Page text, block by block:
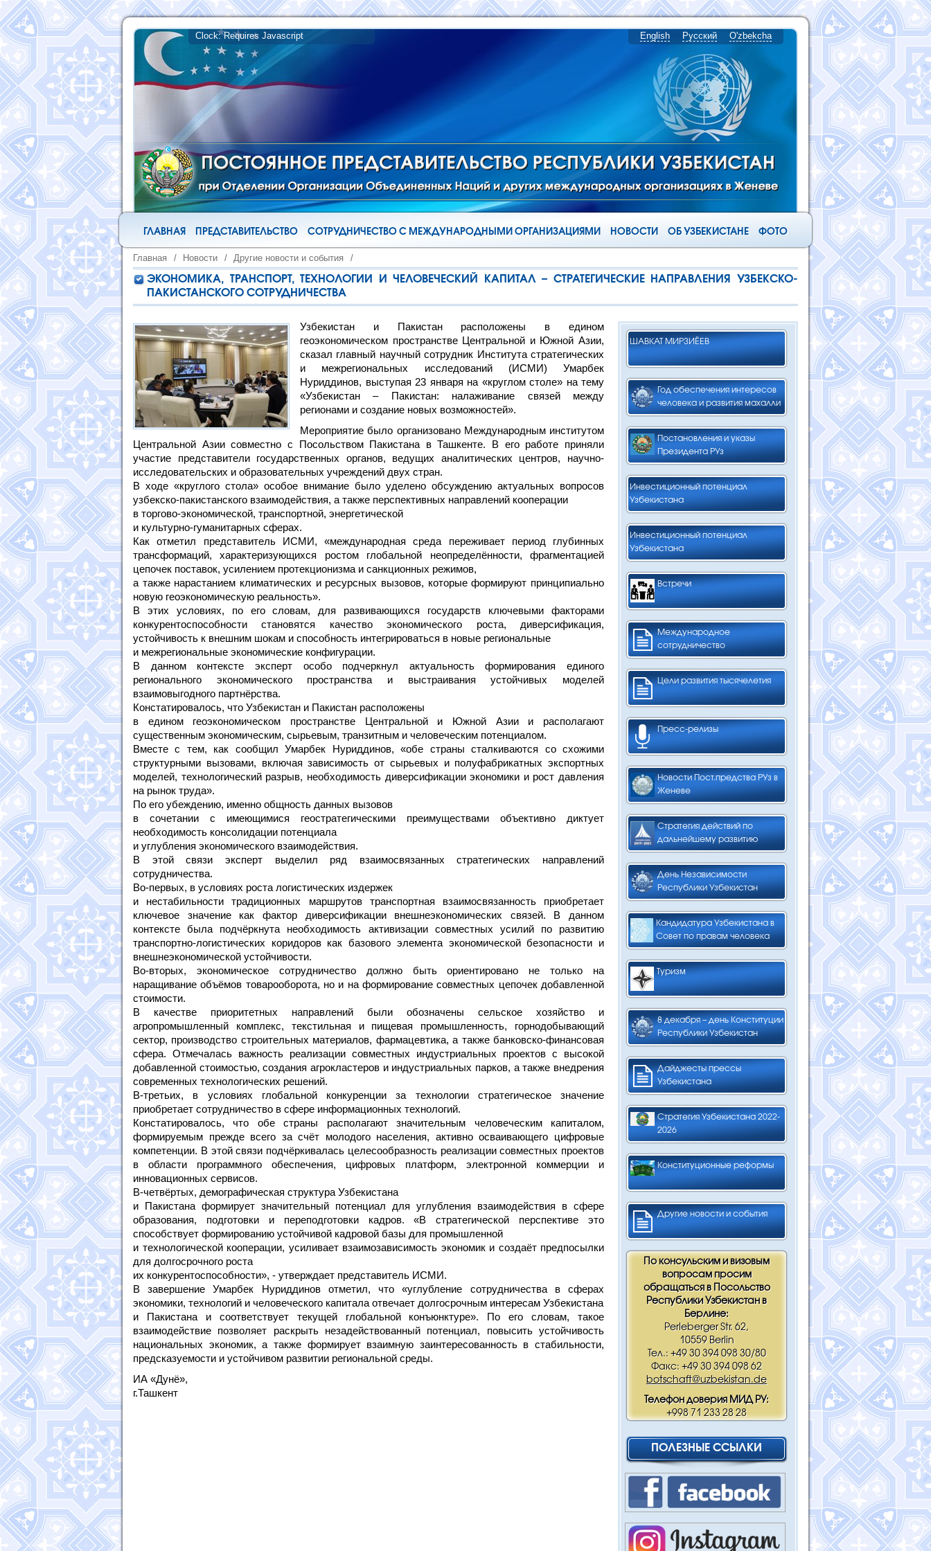
English Русский O'zbekcha
ГЛАВНАЯ ПРЕДСТАВИТЕЛЬСТВО СОТРУДНИЧЕСТВО С МЕЖДУНАРОДНЫМИ ОРГАНИЗАЦИЯМИ НОВОСТИ ОБ УЗБЕКИСТАНЕ ФОТО
Главная / Новости / Другие новости и события /
ЭКОНОМИКА, ТРАНСПОРТ, ТЕХНОЛОГИИ И ЧЕЛОВЕЧЕСКИЙ КАПИТАЛ – СТРАТЕГИЧЕСКИЕ НАПРАВЛЕНИЯ УЗБЕКСКО-
ПАКИСТАНСКОГО СОТРУДНИЧЕСТВА
ШАВКАТ МИРЗИЁЕВ
Год обеспечения интересов
человека и развития махалли
Постановления и указы
Президента РУз
Инвестиционный потенциал
Узбекистана
Инвестиционный потенциал
Узбекистана
Встречи
Международное
сотрудничество
Цели развития тысячелетия
Пресс-релизы
Новости Пост.предства РУз в
Женеве
Стратегия действий по
дальнейшему развитию
День Независимости
Республики Узбекистан
Кандидатура Узбекистана в
Совет по правам человека
Туризм
8 декабря – день Конституции
Республики Узбекистан
Дайджесты прессы
Узбекистана
Стратегия Узбекистана 2022-
2026
Конституционные реформы
Другие новости и события
По консульским и визовым
вопросам просим
обращаться в Посольство
Республики Узбекистан в
Берлине:
Perleberger Str. 62,
10559 Berlin
Тел.: +49 30 394 098 30/80
Факс: +49 30 394 098 62
botschaft@uzbekistan.de
Телефон доверия МИД РУ:
+998 71 233 28 28
ПОЛЕЗНЫЕ ССЫЛКИ
Узбекистан и Пакистан расположены в едином
геоэкономическом пространстве Центральной и Южной Азии,
сказал главный научный сотрудник Института стратегических
и межрегиональных исследований (ИСМИ) Умарбек
Нуриддинов, выступая 23 января на «круглом столе» на тему
«Узбекистан – Пакистан: налаживание связей между
регионами и создание новых возможностей».
Мероприятие было организовано Международным институтом
Центральной Азии совместно с Посольством Пакистана в Ташкенте. В его работе приняли
участие представители государственных органов, ведущих аналитических центров, научно-
исследовательских и образовательных учреждений двух стран.
В ходе «круглого стола» особое внимание было уделено обсуждению актуальных вопросов
узбекско-пакистанского взаимодействия, а также перспективных направлений кооперации
в торгово-экономической, транспортной, энергетической
и культурно-гуманитарных сферах.
Как отметил представитель ИСМИ, «международная среда переживает период глубинных
трансформаций, характеризующихся ростом глобальной неопределённости, фрагментацией
цепочек поставок, усилением протекционизма и санкционных режимов,
а также нарастанием климатических и ресурсных вызовов, которые формируют принципиально
новую геоэкономическую реальность».
В этих условиях, по его словам, для развивающихся государств ключевыми факторами
конкурентоспособности становятся качество экономического роста, диверсификация,
устойчивость к внешним шокам и способность интегрироваться в новые региональные
и межрегиональные экономические конфигурации.
В данном контексте эксперт особо подчеркнул актуальность формирования единого
регионального экономического пространства и выстраивания устойчивых моделей
взаимовыгодного партнёрства.
Констатировалось, что Узбекистан и Пакистан расположены
в едином геоэкономическом пространстве Центральной и Южной Азии и располагают
существенным экономическим, сырьевым, транзитным и человеческим потенциалом.
Вместе с тем, как сообщил Умарбек Нуриддинов, «обе страны сталкиваются со схожими
структурными вызовами, включая зависимость от сырьевых и полуфабрикатных экспортных
моделей, технологический разрыв, необходимость диверсификации экономики и рост давления
на рынок труда».
По его убеждению, именно общность данных вызовов
в сочетании с имеющимися геостратегическими преимуществами объективно диктует
необходимость консолидации потенциала
и углубления экономического взаимодействия.
В этой связи эксперт выделил ряд взаимосвязанных стратегических направлений
сотрудничества.
Во-первых, в условиях роста логистических издержек
и нестабильности традиционных маршрутов транспортная взаимосвязанность приобретает
ключевое значение как фактор диверсификации внешнеэкономических связей. В данном
контексте была подчёркнута необходимость активизации совместных усилий по развитию
транспортно-логистических коридоров как базового элемента экономической безопасности и
внешнеэкономической устойчивости.
Во-вторых, экономическое сотрудничество должно быть ориентировано не только на
наращивание объёмов товарооборота, но и на формирование совместных цепочек добавленной
стоимости.
В качестве приоритетных направлений были обозначены сельское хозяйство и
агропромышленный комплекс, текстильная и пищевая промышленность, горнодобывающий
сектор, производство строительных материалов, фармацевтика, а также банковско-финансовая
сфера. Отмечалась важность реализации совместных индустриальных проектов с высокой
добавленной стоимостью, создания агрокластеров и индустриальных парков, а также внедрения
современных технологических решений.
В-третьих, в условиях глобальной конкуренции за технологии стратегическое значение
приобретает сотрудничество в сфере информационных технологий.
Констатировалось, что обе страны располагают значительным человеческим капиталом,
формируемым прежде всего за счёт молодого населения, активно осваивающего цифровые
компетенции. В этой связи подчёркивалась целесообразность реализации совместных проектов
в области программного обеспечения, цифровых платформ, электронной коммерции и
инновационных сервисов.
В-четвёртых, демографическая структура Узбекистана
и Пакистана формирует значительный потенциал для углубления взаимодействия в сфере
образования, подготовки и переподготовки кадров. «В стратегической перспективе это
способствует формированию устойчивой кадровой базы для промышленной
и технологической кооперации, усиливает взаимозависимость экономик и создаёт предпосылки
для долгосрочного роста
их конкурентоспособности», - утверждает представитель ИСМИ.
В завершение Умарбек Нуриддинов отметил, что «углубление сотрудничества в сферах
экономики, технологий и человеческого капитала отвечает долгосрочным интересам Узбекистана
и Пакистана и соответствует текущей глобальной конъюнктуре». По его словам, такое
взаимодействие позволяет раскрыть незадействованный потенциал, повысить устойчивость
национальных экономик, а также формирует взаимную заинтересованность в стабильности,
предсказуемости и устойчивом развитии региональной среды.
ИА «Дунё»,
г.Ташкент